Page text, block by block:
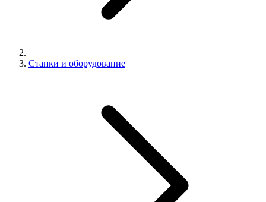
Станки и оборудование